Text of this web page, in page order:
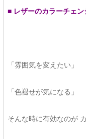
■ レザーのカラーチェン
「雰囲気を変えたい」
「色褪せが気になる」
そんな時に有効なのが